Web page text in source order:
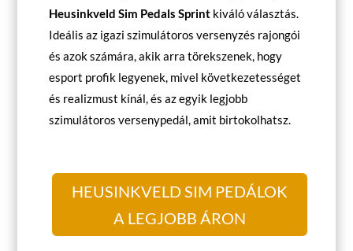
Heusinkveld Sim Pedals Sprint kiváló választás.
Ideális az igazi szimulátoros versenyzés rajongói
és azok számára, akik arra törekszenek, hogy
esport profik legyenek, mivel következetességet
és realizmust kínál, és az egyik legjobb
szimulátoros versenypedál, amit birtokolhatsz.
HEUSINKVELD SIM PEDÁLOK
A LEGJOBB ÁRON